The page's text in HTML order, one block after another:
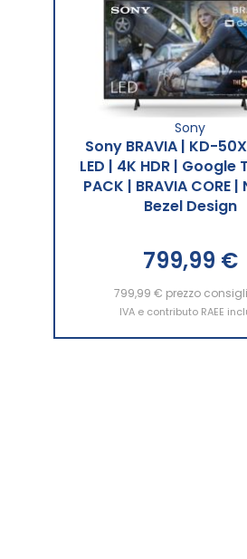
Sony
Sony BRAVIA | KD-
LED | 4K HDR | Google
PACK | BRAVIA CORE
Bezel Design
799,99 €
799,99 € prezzo
IVA e contributo RAEE
Aggiungi al